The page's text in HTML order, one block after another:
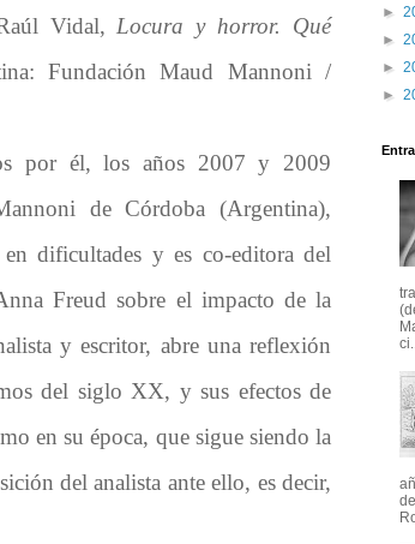
Vidal, Locura y horror. Qué
Fundación Maud Mannoni /
por él, los años 2007 y 2009
de Córdoba (Argentina),
dificultades y es co-editora del
Freud sobre el impacto de la
y escritor, abre una reflexión
del siglo XX, y sus efectos de
en su época, que sigue siendo la
del analista ante ello, es decir,
►
►
►
►
ci...